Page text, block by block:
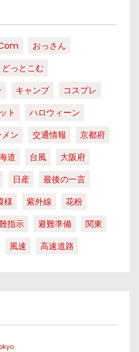
おっさん
っとこむ
キャンプ
コスプレ
ト
ハロウィーン
ン 交通情報
京都府
道 台風
大阪府
日産
最後の一言
様 紫外線
花粉
指示 避難準備
関東
風速 高速道路